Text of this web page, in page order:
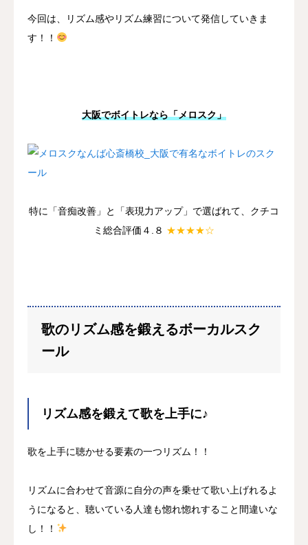
今回は、リズム感やリズム練習について発信していきま
す！！
大阪でボイトレなら「メロスク」
特に「音痴改善」と「表現力アップ」で選ばれて、クチコ
ミ総合評価４.８ ★★★★☆
歌のリズム感を鍛えるボーカルスク
ール
リズム感を鍛えて歌を上手に♪
歌を上手に聴かせる要素の一つリズム！！
リズムに合わせて音源に自分の声を乗せて歌い上げれるよ
うになると、聴いている人達も惚れ惚れすること間違いな
し！！